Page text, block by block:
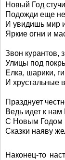
Новый Год
Подожди еще
И увидишь мир
Яркие огни и
Звон курантов,
Улицы под
Елка, шарики,
И хрустальные
Празднует
Ведь идет к
С Новым Годом
Сказки наяву
Наконец-то